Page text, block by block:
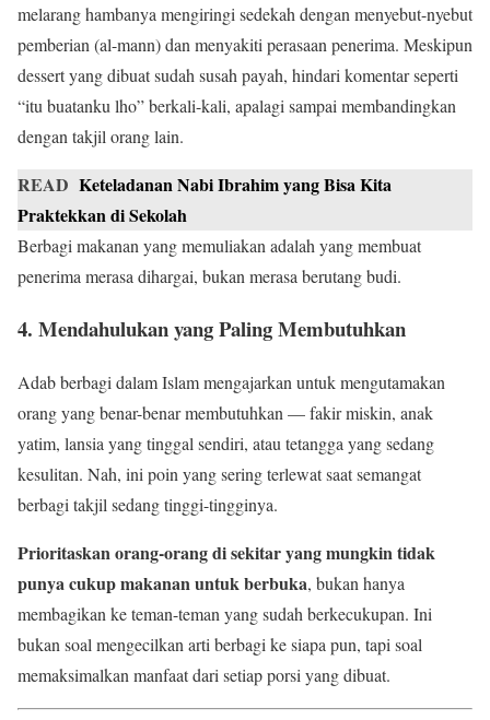
melarang hambanya mengiringi sedekah dengan menyebut-nyebut
pemberian (al-mann) dan menyakiti perasaan penerima. Meskipun
dessert yang dibuat sudah susah payah, hindari komentar seperti
“itu buatanku lho” berkali-kali, apalagi sampai membandingkan
dengan takjil orang lain.
READ Keteladanan Nabi Ibrahim yang Bisa Kita
Praktekkan di Sekolah
Berbagi makanan yang memuliakan adalah yang membuat
penerima merasa dihargai, bukan merasa berutang budi.
4. Mendahulukan yang Paling Membutuhkan
Adab berbagi dalam Islam mengajarkan untuk mengutamakan
orang yang benar-benar membutuhkan — fakir miskin, anak
yatim, lansia yang tinggal sendiri, atau tetangga yang sedang
kesulitan. Nah, ini poin yang sering terlewat saat semangat
berbagi takjil sedang tinggi-tingginya.
Prioritaskan orang-orang di sekitar yang mungkin tidak
punya cukup makanan untuk berbuka, bukan hanya
membagikan ke teman-teman yang sudah berkecukupan. Ini
bukan soal mengecilkan arti berbagi ke siapa pun, tapi soal
memaksimalkan manfaat dari setiap porsi yang dibuat.